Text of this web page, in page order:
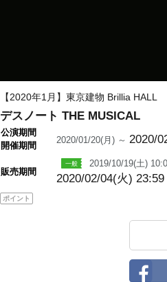
【2020年1月】東京建物 Brillia HALL
デスノート THE MUSICAL
公演期間
開催期間
2020/01/20(月) ～ 2020/
販売期間
2019/10/19(土)
2020/02/04(火) 23:59
ポイント